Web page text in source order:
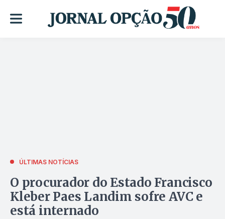
ÚLTIMAS NOTÍCIAS
O procurador do Estado Francisco
Kleber Paes Landim sofre AVC e
está internado